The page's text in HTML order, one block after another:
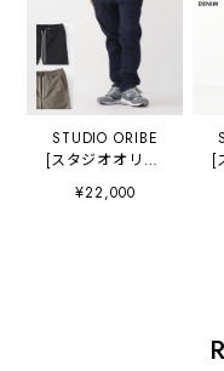
STUDIO ORIBE
[スタジオオリベ]
CLIMBING PANTS
[CL053] クライミ
¥22,000
[